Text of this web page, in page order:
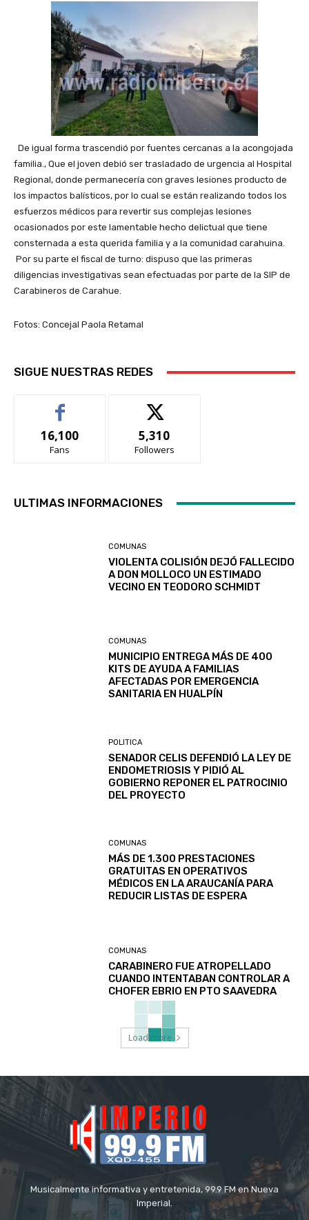
De igual forma trascendió por fuentes cercanas a la acongojada
familia., Que el joven debió ser trasladado de urgencia al Hospital
Regional, donde permanecería con graves lesiones producto de
los impactos balísticos, por lo cual se están realizando todos los
esfuerzos médicos para revertir sus complejas lesiones
ocasionados por este lamentable hecho delictual que tiene
consternada a esta querida familia y a la comunidad carahuina.
Por su parte el fiscal de turno: dispuso que las primeras
diligencias investigativas sean efectuadas por parte de la SIP de
Carabineros de Carahue.
Fotos: Concejal Paola Retamal
SIGUE NUESTRAS REDES
16,100
Fans
5,310
Followers
ULTIMAS INFORMACIONES
COMUNAS
VIOLENTA COLISIÓN DEJÓ FALLECIDO
A DON MOLLOCO UN ESTIMADO
VECINO EN TEODORO SCHMIDT
COMUNAS
MUNICIPIO ENTREGA MÁS DE 400
KITS DE AYUDA A FAMILIAS
AFECTADAS POR EMERGENCIA
SANITARIA EN HUALPÍN
POLITICA
SENADOR CELIS DEFENDIÓ LA LEY DE
ENDOMETRIOSIS Y PIDIÓ AL
GOBIERNO REPONER EL PATROCINIO
DEL PROYECTO
COMUNAS
MÁS DE 1.300 PRESTACIONES
GRATUITAS EN OPERATIVOS
MÉDICOS EN LA ARAUCANÍA PARA
REDUCIR LISTAS DE ESPERA
COMUNAS
CARABINERO FUE ATROPELLADO
CUANDO INTENTABAN CONTROLAR A
CHOFER EBRIO EN PTO SAAVEDRA
Load more
Musicalmente informativa y entretenida, 99.9 FM en Nueva
Imperial.